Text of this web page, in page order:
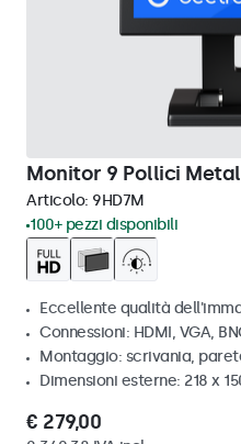
Monitor 9 Pollici
Articolo: 9HD7M
100+ pezzi disponibili
Eccellente qualità
Connessioni: HDMI, VGA,
Montaggio: scrivania,
Dimensioni esterne: 218 x
€ 279,00